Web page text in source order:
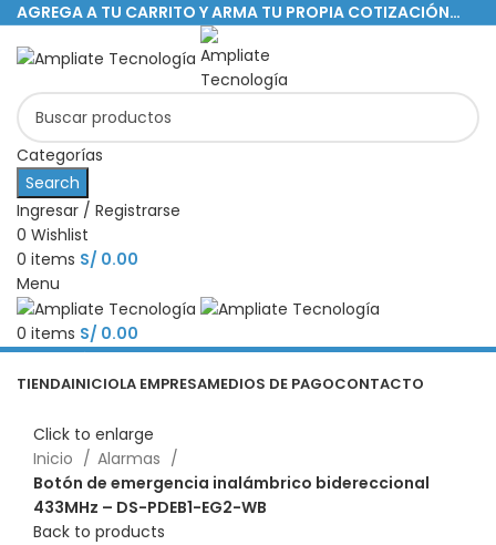
AGREGA A TU CARRITO Y ARMA TU PROPIA COTIZACIÓN…
Categorías
Search
Ingresar / Registrarse
0 Wishlist
0 items S/ 0.00
Menu
0 items S/ 0.00
Categorías
TIENDAINICIOLA EMPRESAMEDIOS DE PAGOCONTACTO
Click to enlarge
Inicio
Alarmas
Botón de emergencia inalámbrico bidereccional
433MHz – DS-PDEB1-EG2-WB
Back to products